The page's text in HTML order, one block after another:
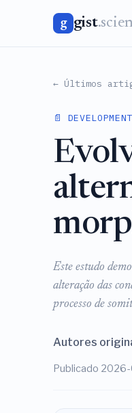
g gist
← Últimos
📄
Este estudo
alteração das
processo de
Autores
Publicado